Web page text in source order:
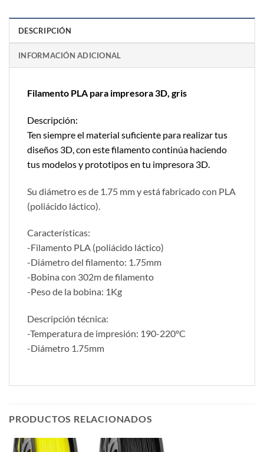
DESCRIPCIÓN
INFORMACIÓN ADICIONAL
Filamento PLA para impresora 3D, gris
Descripción:
Ten siempre el material suficiente para realizar tus
diseños 3D, con este filamento continúa haciendo
tus modelos y prototipos en tu impresora 3D.
Su diámetro es de 1.75 mm y está fabricado con PLA
(poliácido láctico).
Características:
-Filamento PLA (poliácido láctico)
-Diámetro del filamento: 1.75mm
-Bobina con 302m de filamento
-Peso de la bobina: 1Kg
Descripción técnica:
-Temperatura de impresión: 190-220°C
-Diámetro 1.75mm
PRODUCTOS RELACIONADOS